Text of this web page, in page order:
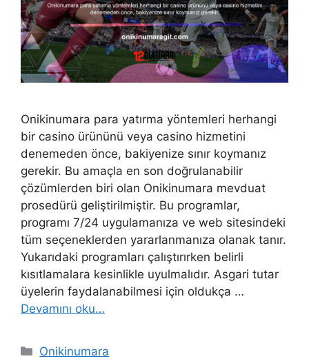
Onikinumara para yatırma yöntemleri herhangi
bir casino ürününü veya casino hizmetini
denemeden önce, bakiyenize sınır koymanız
gerekir. Bu amaçla en son doğrulanabilir
çözümlerden biri olan Onikinumara mevduat
prosedürü geliştirilmiştir. Bu programlar,
programı 7/24 uygulamanıza ve web sitesindeki
tüm seçeneklerden yararlanmanıza olanak tanır.
Yukarıdaki programları çalıştırırken belirli
kısıtlamalara kesinlikle uyulmalıdır. Asgari tutar
üyelerin faydalanabilmesi için oldukça …
Devamını oku…
Kategoriler
Onikinumara